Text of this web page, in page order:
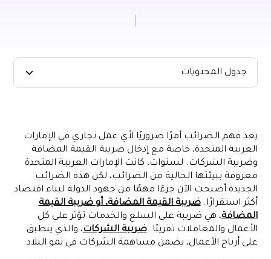
جدول المحتويات
المستندات المطلوبة للتسجيل الضريبي
عملية تسجيل ضريبة القيمة المضافة وضريبة الشركات في الإمارات
العربية المتحدة
الحفاظ على الامتثال بعد التسجيل
عواقب عدم الامتثال لضريبة القيمة المضافة
عواقب عدم الامتثال لقوانين ضرائب الشركات
دور Alaan في الامتثال الضريبي للشركات الإماراتية
يعد فهم الضرائب أمرًا ضروريًا لأي عمل تجاري في الإمارات
العربية المتحدة، خاصة مع إدخال ضريبة القيمة المضافة
وضريبة الشركات. لسنوات، كانت الإمارات العربية المتحدة
معروفة ببيئتها الخالية من الضرائب، لكن هذه الضرائب
الجديدة أصبحت الآن جزءًا مهمًا من جهود الدولة لبناء اقتصاد
أكثر استقرارًا.ضريبة القيمة المضافة، أو ضريبة القيمة
المضافة، هي ضريبة على السلع والخدمات تؤثر على كل
الأعمال والمعاملات تقريبًا.ضريبة الشركات، والذي ينطبق
على أرباح الأعمال، يضمن مساهمة الشركات في نمو البلاد.